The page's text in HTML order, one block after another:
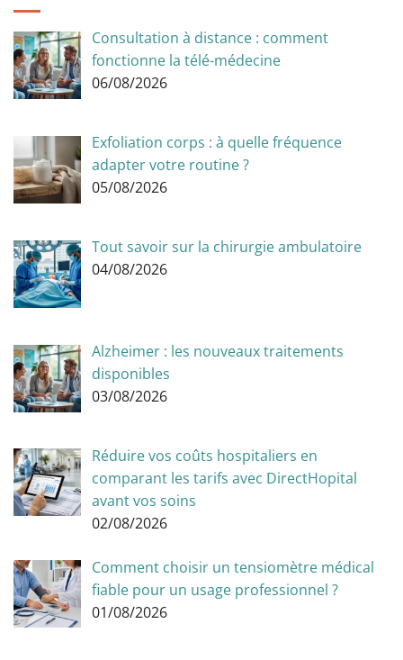
Consultation à distance : comment
fonctionne la télé-médecine
06/08/2026
Exfoliation corps : à quelle fréquence
adapter votre routine ?
05/08/2026
Tout savoir sur la chirurgie ambulatoire
04/08/2026
Alzheimer : les nouveaux traitements
disponibles
03/08/2026
Réduire vos coûts hospitaliers en
comparant les tarifs avec DirectHopital
avant vos soins
02/08/2026
Comment choisir un tensiomètre médical
fiable pour un usage professionnel ?
01/08/2026